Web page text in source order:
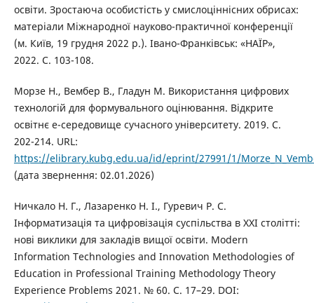
освіти. Зростаюча особистість у смислоціннісних обрисах:
матеріали Міжнародної науково-практичної конференції
(м. Київ, 19 грудня 2022 р.). Івано-Франківськ: «НАЇР»,
2022. С. 103-108.
Морзе Н., Вембер В., Гладун М. Використання цифрових
технологій для формувального оцінювання. Відкрите
освітнє е-середовище сучасного університету. 2019. С.
202-214. URL:
https://elibrary.kubg.edu.ua/id/eprint/27991/1/
(дата звернення: 02.01.2026)
Ничкало Н. Г., Лазаренко Н. І., Гуревич Р. С.
Інформатизація та цифровізація суспільства в ХХІ столітті:
нові виклики для закладів вищої освіти. Modern
Information Technologies and Innovation Methodologies of
Education in Professional Training Methodology Theory
Experience Problems 2021. № 60. С. 17–29. DOI: